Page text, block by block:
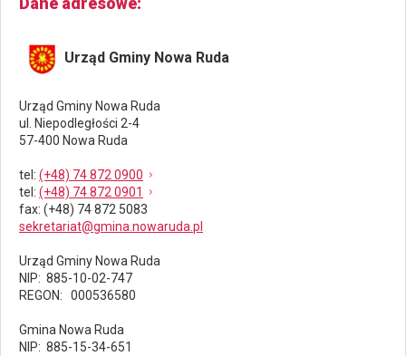
Urząd Gminy Nowa Ruda
Urząd Gminy Nowa Ruda
ul. Niepodległości 2-4
57-400 Nowa Ruda
tel : (+48) 74 872 0900
tel : (+48) 74 872 0901
fax: (+48) 74 872 5083
sekretariat@gmina.nowaruda.pl
Urząd Gminy Nowa Ruda
NIP: 885-10-02-747
REGON: 000536580
Gmina Nowa Ruda
NIP: 885-15-34-651